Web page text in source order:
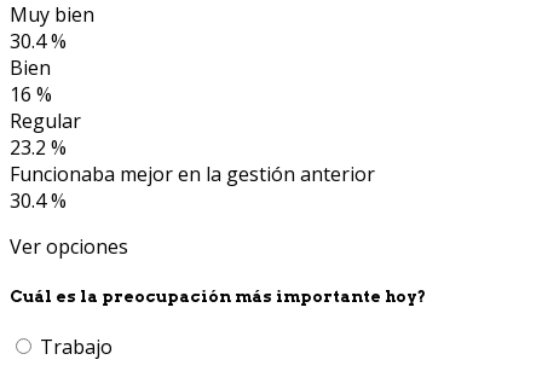
Muy bien
30.4 %
Bien
16 %
Regular
23.2 %
Funcionaba mejor en la gestión anterior
30.4 %
Ver opciones
Cuál es la preocupación más importante hoy?
Trabajo